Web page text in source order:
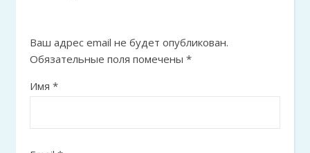
Ваш адрес email не будет опубликован.
Обязательные поля помечены *
Имя *